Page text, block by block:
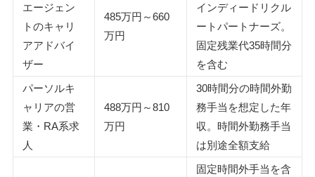
エージェン
トのキャリ
アアドバイ
ザー
485万円～660
万円
インディードリクル
ートパートナーズ。
固定残業代35時間分
を含む
パーソルキ
ャリアの営
業・RA系求
人
488万円～810
万円
30時間分の時間外勤
務手当を想定した年
収。時間外勤務手当
は別途全額支給
固定時間外手当を含